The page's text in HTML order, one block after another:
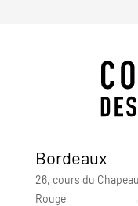
Bordeaux
26, cours du
Rouge